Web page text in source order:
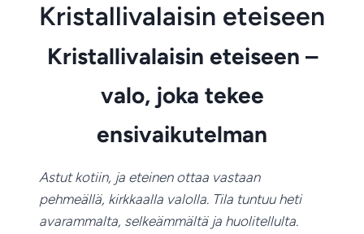
Kristallivalaisin eteiseen
Kristallivalaisin eteiseen –
valo, joka tekee
ensivaikutelman
Astut kotiin, ja eteinen ottaa vastaan
pehmeällä, kirkkaalla valolla. Tila tuntuu heti
avarammalta, selkeämmältä ja huolitellulta.